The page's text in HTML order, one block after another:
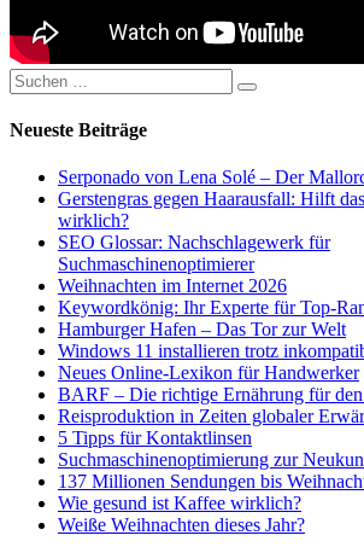
Suchen
nach:
Suchen
Neueste Beiträge
Serponado von Lena Solé – Der
Gerstengras gegen Haarausfall: Hilft
wirklich?
SEO Glossar: Nachschlagewerk für
Suchmaschinenoptimierer
Weihnachten im Internet 2026
Keywordkönig: Ihr Experte für Top-
Hamburger Hafen – Das Tor zur Welt
Windows 11 installieren trotz
Neues Online-Lexikon für Handwerker
BARF – Die richtige Ernährung für
Reisproduktion in Zeiten globaler
5 Tipps für Kontaktlinsen
Suchmaschinenoptimierung zur
137 Millionen Sendungen bis
Wie gesund ist Kaffee wirklich?
Weiße Weihnachten dieses Jahr?